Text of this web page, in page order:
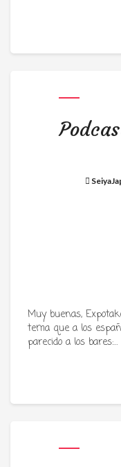
Muy buenas,
tema que a los
parecido a los bares:…